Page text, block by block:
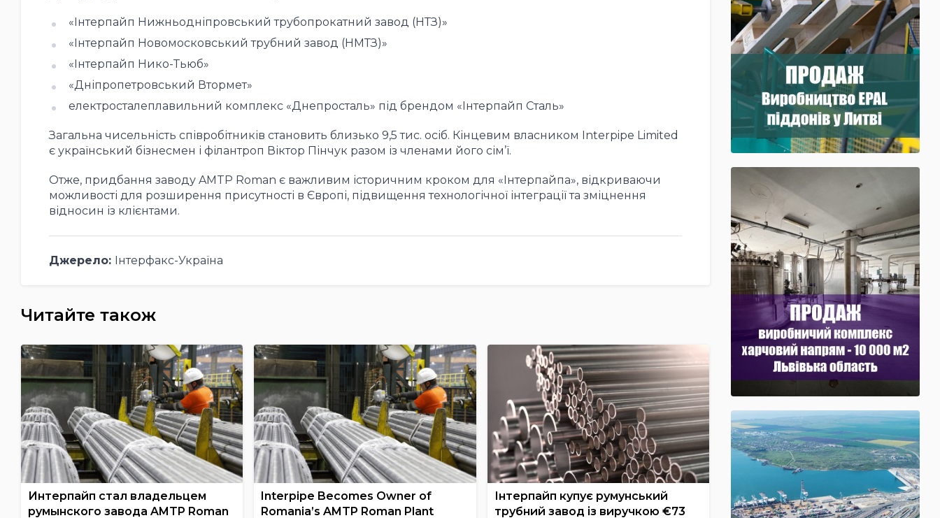
«Інтерпайп Нижньодніпровський трубопрокатний завод (НТЗ)»
«Інтерпайп Новомосковський трубний завод (НМТЗ)»
«Інтерпайп Нико-Тьюб»
«Дніпропетровський Втормет»
електросталеплавильний комплекс «Днепросталь» під брендом «Інтерпайп Сталь»
Загальна чисельність співробітників становить близько 9,5 тис. осіб. Кінцевим власником Interpipe Limited
є український бізнесмен і філантроп Віктор Пінчук разом із членами його сім’ї.
Отже, придбання заводу AMTP Roman є важливим історичним кроком для «Інтерпайпа», відкриваючи
можливості для розширення присутності в Європі, підвищення технологічної інтеграції та зміцнення
відносин із клієнтами.
Джерело: Інтерфакс-Україна
Читайте також
Интерпайп стал владельцем
румынского завода AMTP Roman
Interpipe Becomes Owner of
Romania’s AMTP Roman Plant
Інтерпайп купує румунський
трубний завод із виручкою €73